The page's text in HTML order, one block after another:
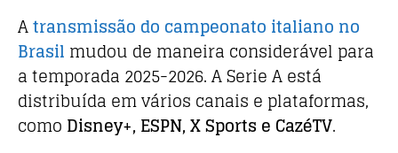
Atransmissão do campeonato italiano no
Brasil mudou de maneira considerável para
a temporada 2025-2026. A Serie A está
distribuída em vários canais e plataformas,
como Disney+, ESPN, X Sports e CazéTV.